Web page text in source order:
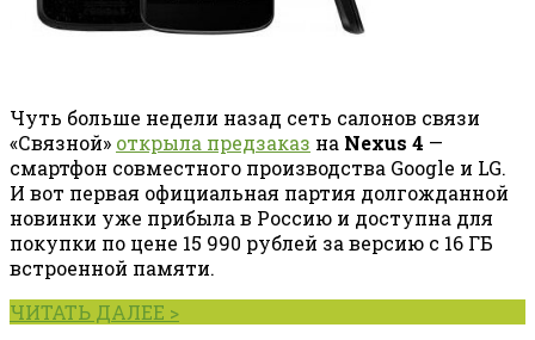
Чуть больше недели назад сеть салонов связи
«Связной» открыла предзаказ на Nexus 4 —
смартфон совместного производства Google и LG.
И вот первая официальная партия долгожданной
новинки уже прибыла в Россию и доступна для
покупки по цене 15 990 рублей за версию с 16 ГБ
встроенной памяти.
ЧИТАТЬ ДАЛЕЕ >